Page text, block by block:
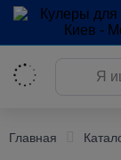
Главная